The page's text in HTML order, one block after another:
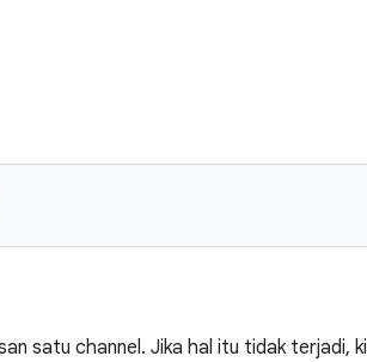
satu channel. Jika hal itu tidak terjadi,